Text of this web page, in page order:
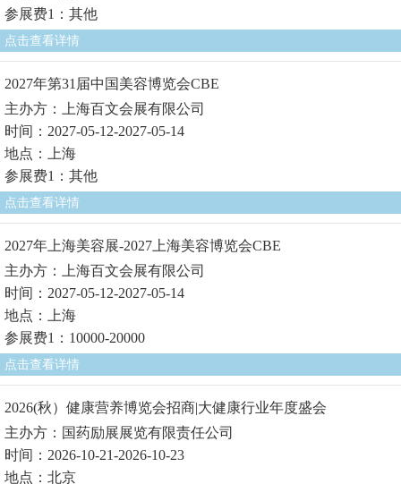
参展费1：其他
点击查看详情
2027年第31届中国美容博览会CBE
主办方：上海百文会展有限公司
时间：2027-05-12-2027-05-14
地点：上海
参展费1：其他
点击查看详情
2027年上海美容展-2027上海美容博览会CBE
主办方：上海百文会展有限公司
时间：2027-05-12-2027-05-14
地点：上海
参展费1：10000-20000
点击查看详情
2026(秋）健康营养博览会招商|大健康行业年度盛会
主办方：国药励展展览有限责任公司
时间：2026-10-21-2026-10-23
地点：北京